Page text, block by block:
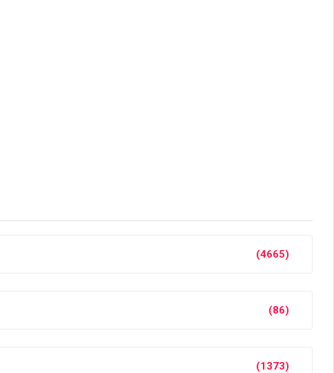
(4665)
(86)
(1373)